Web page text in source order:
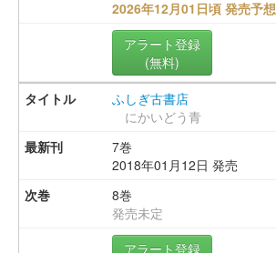
2026年12月01日頃 発売予想
アラート登録
(無料)
ふしぎ古書店
にかいどう青
7巻
2018年01月12日 発売
8巻
発売未定
アラート登録